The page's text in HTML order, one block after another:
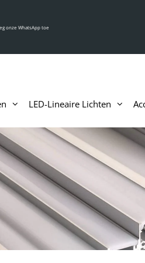
onze WhatsApp toe
LED-Lineaire Lichten